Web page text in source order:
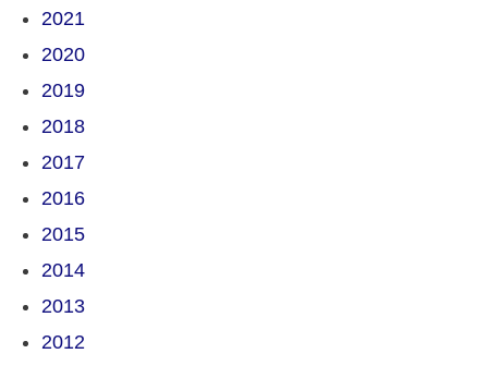
2021
2020
2019
2018
2017
2016
2015
2014
2013
2012